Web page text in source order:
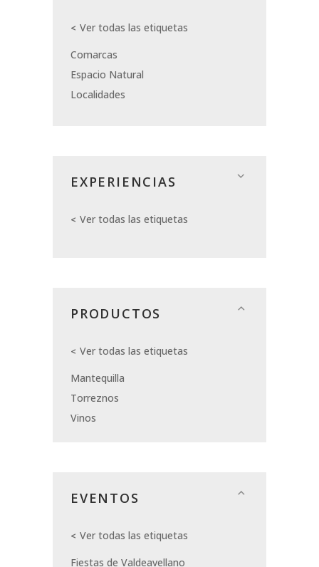
Ver todas las etiquetas
Comarcas
Espacio Natural
Localidades
EXPERIENCIAS
Ver todas las etiquetas
PRODUCTOS
Ver todas las etiquetas
Mantequilla
Torreznos
Vinos
EVENTOS
Ver todas las etiquetas
Fiestas de Valdeavellano